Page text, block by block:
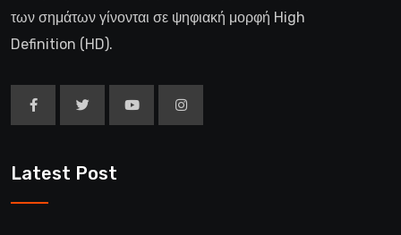
των σημάτων γίνονται σε ψηφιακή μορφή High
Definition (HD).
Latest Post